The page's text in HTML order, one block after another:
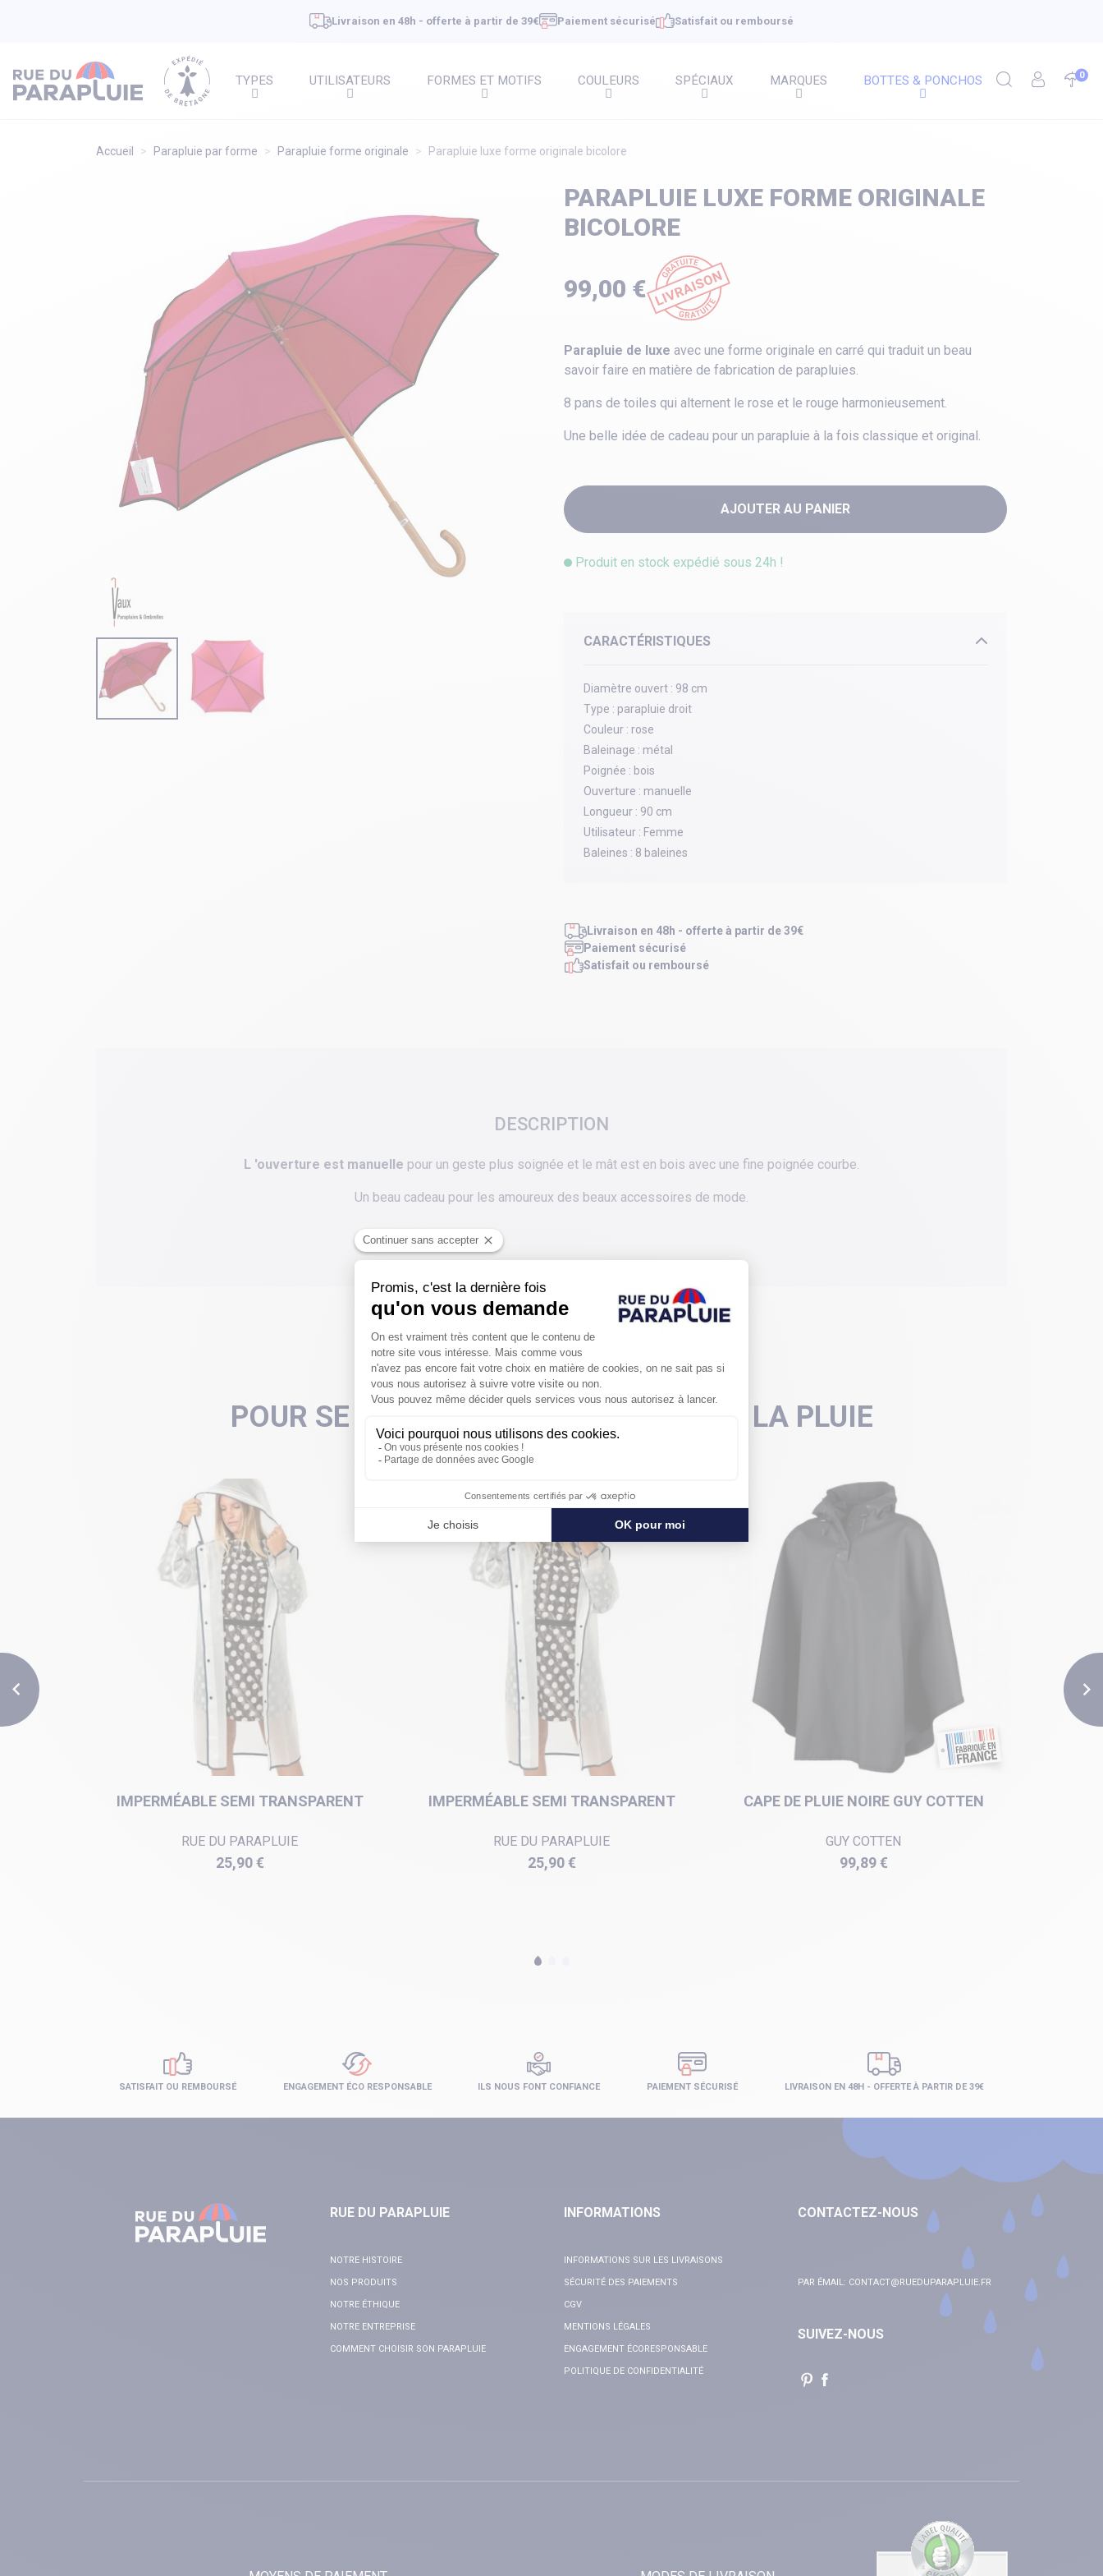
Livraison en 48h - offerte à partir de 39€ Paiement sécurisé Satisfait ou remboursé
0
TYPES UTILISATEURS FORMES ET MOTIFS COULEURS SPÉCIAUX MARQUES BOTTES & PONCHOS
Accueil Parapluie par forme Parapluie forme originale Parapluie luxe forme originale bicolore
PARAPLUIE LUXE FORME ORIGINALE
BICOLORE
99,00 €
Parapluie de luxe avec une forme originale en carré qui traduit un beau
savoir faire en matière de fabrication de parapluies.
8 pans de toiles qui alternent le rose et le rouge harmonieusement.
Une belle idée de cadeau pour un parapluie à la fois classique et original.
AJOUTER AU PANIER
Produit en stock expédié sous 24h !
CARACTÉRISTIQUES
Diamètre ouvert : 98 cm
Type : parapluie droit
Couleur : rose
Baleinage : métal
Poignée : bois
Ouverture : manuelle
Longueur : 90 cm
Utilisateur : Femme
Baleines : 8 baleines
Livraison en 48h - offerte à partir de 39€
Paiement sécurisé
Satisfait ou remboursé
DESCRIPTION
L 'ouverture est manuelle pour un geste plus soignée et le mât est en bois avec une fine poignée courbe.
Un beau cadeau pour les amoureux des beaux accessoires de mode.
POUR SE PROTÉGER ENCORE PLUS DE LA PLUIE

IMPERMÉABLE SEMI TRANSPARENT
RUE DU PARAPLUIE
Prix
25,90 €
IMPERMÉABLE SEMI TRANSPARENT
RUE DU PARAPLUIE
Prix
25,90 €
CAPE DE PLUIE NOIRE GUY COTTEN
GUY COTTEN
Prix
99,89 €

LIVRAISON EN 48H - OFFERTE À PARTIR DE 39€
PAIEMENT SÉCURISÉ
SATISFAIT OU REMBOURSÉ ENGAGEMENT ÉCO RESPONSABLE ILS NOUS FONT CONFIANCE
RUE DU PARAPLUIE
NOTRE HISTOIRE
NOS PRODUITS
NOTRE ÉTHIQUE
NOTRE ENTREPRISE
COMMENT CHOISIR SON PARAPLUIE
INFORMATIONS
INFORMATIONS SUR LES LIVRAISONS
SÉCURITÉ DES PAIEMENTS
CGV
MENTIONS LÉGALES
ENGAGEMENT ÉCORESPONSABLE
POLITIQUE DE CONFIDENTIALITÉ
CONTACTEZ-NOUS
PAR ÉMAIL: CONTACT@RUEDUPARAPLUIE.FR
SUIVEZ-NOUS